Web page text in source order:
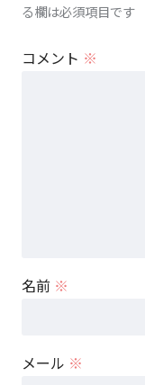
る欄は必須項目です
コメント ※
名前 ※
メール ※